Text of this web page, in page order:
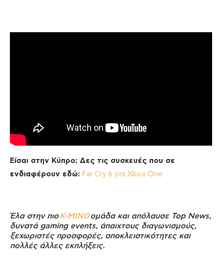
Είσαι στην Κύπρο; Δες τις συσκευές που σε
ενδιαφέρουν εδώ: Far Cry 6 για Xbox One
Έλα στην πιοK-MINGομάδα και απόλαυσε Top News,
δυνατά gaming events, άπαιχτους διαγωνισμούς,
ξεχωριστές προσφορές, αποκλειστικότητες και
πολλές άλλες εκπλήξεις.